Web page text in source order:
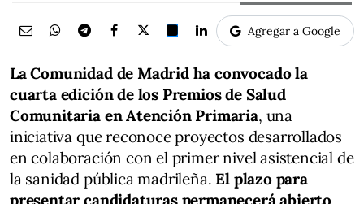
Agregar a Google
La Comunidad de Madrid ha convocado la
cuarta edición de los Premios de Salud
Comunitaria en Atención Primaria, una
iniciativa que reconoce proyectos desarrollados
en colaboración con el primer nivel asistencial de
la sanidad pública madrileña. El plazo para
presentar candidaturas permanecerá abierto